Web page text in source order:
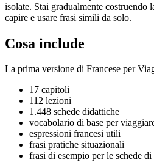
isolate. Stai gradualmente costruendo
capire e usare frasi simili da solo.
Cosa include
La prima versione di Francese per
17 capitoli
112 lezioni
1.448 schede didattiche
vocabolario di base per
espressioni francesi utili
frasi pratiche situazionali
frasi di esempio per le schede